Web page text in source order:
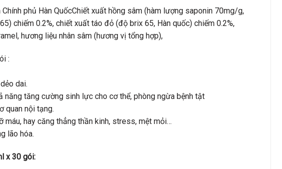
phủ Hàn QuốcChiết xuất hồng sâm (hàm lượng saponin 70mg/g,
chiếm 0.2%, chiết xuất táo đỏ (độ brix 65, Hàn quốc) chiếm 0.2%,
hương liệu nhân sâm (hương vị tổng hợp),
:
dai.
tăng cường sinh lực cho cơ thể, phòng ngừa bệnh tật
quan nội tạng.
máu, hay căng thẳng thần kinh, stress, mệt mỏi…
lão hóa.
x 30 gói: